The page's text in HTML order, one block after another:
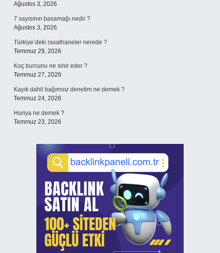
Ağustos 3, 2026
7 sayısının basamağı nedir ?
Ağustos 3, 2026
Türkiye’deki rasathaneler nerede ?
Temmuz 29, 2026
Koç burcunu ne sinir eder ?
Temmuz 27, 2026
Kayık dahil bağımsız denetim ne demek ?
Temmuz 24, 2026
Huriya ne demek ?
Temmuz 23, 2026